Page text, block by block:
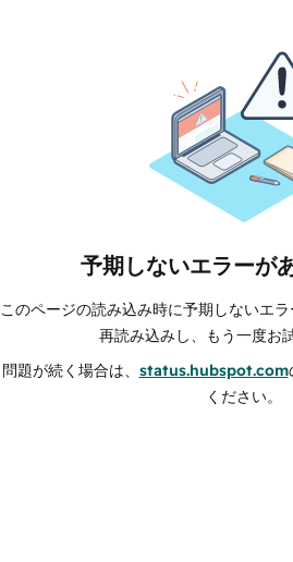
予期しないエラーが
このページの読み込み時に予期しないエ
再読み込みし、もう一度お
問題が続く場合は、 status.hubspot.com
ください。